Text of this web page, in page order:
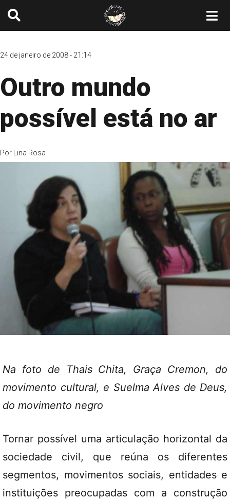
24 de janeiro de 2008 - 21:14
Outro mundo
possível está no ar
Por Lina Rosa
Na foto de Thais Chita, Graça Cremon, do
movimento cultural, e Suelma Alves de Deus,
do movimento negro
Tornar possível uma articulação horizontal da
sociedade civil, que reúna os diferentes
segmentos, movimentos sociais, entidades e
instituições preocupadas com a construção